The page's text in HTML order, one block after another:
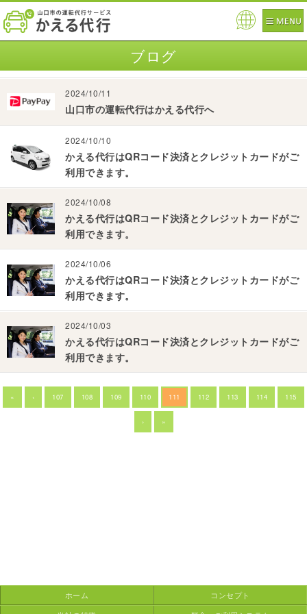
ブログ
2024/10/11
山口市の運転代行はかえる代行へ
2024/10/10
かえる代行はQRコード決済とクレジットカードがご
利用できます。
2024/10/08
かえる代行はQRコード決済とクレジットカードがご
利用できます。
2024/10/06
かえる代行はQRコード決済とクレジットカードがご
利用できます。
2024/10/03
かえる代行はQRコード決済とクレジットカードがご
利用できます。
« ‹ 107 108 109 110 111 112 113 114 115
› »
ホーム
コンセプト